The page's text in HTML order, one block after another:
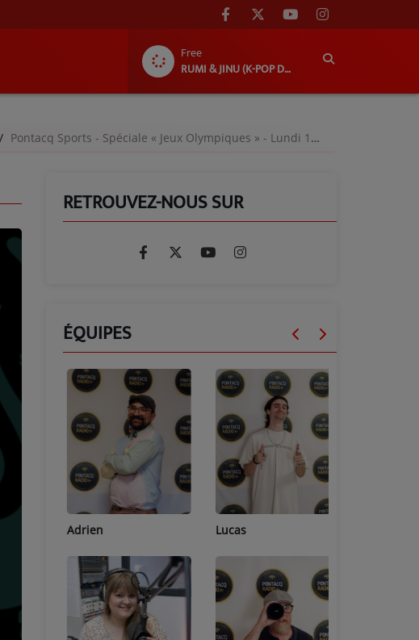
Free
RUMI & JINU (K-POP DEMON HUNTERS)
Pontacq Sports - Spéciale « Jeux Olympiques » - Lundi 17 juin 2024
RETROUVEZ-NOUS SUR
ÉQUIPES
Adrien Lucas